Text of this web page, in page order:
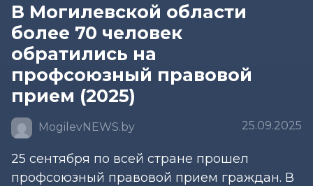
В Могилевской области
более 70 человек
обратились на
профсоюзный правовой
прием (2025)
MogilevNEWS.by 25.09.2025
25 сентября по всей стране прошел
профсоюзный правовой прием граждан. В